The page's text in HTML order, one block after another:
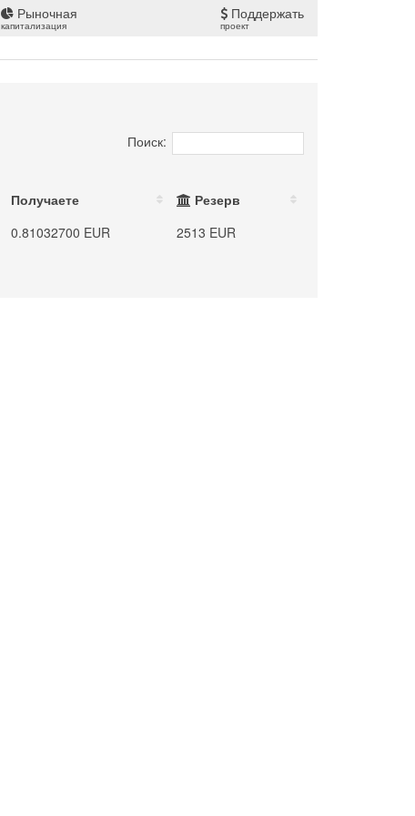
Рыночная
капитализация
Поддержать
проект
Поиск:
Получаете
Резерв
0.81032700 EUR 2513 EUR